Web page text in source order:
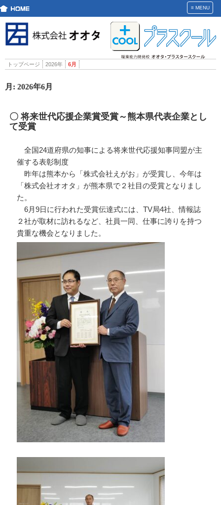
≡MENU
トップページ 2026年 6月
月: 2026年6月
〇 将来世代応援企業賞受賞～熊本県代表企業とし
て受賞
全国24道府県の知事による将来世代応援知事同盟が主
催する表彰制度
昨年は熊本から「株式会社えがお」が受賞し、今年は
「株式会社オオタ」が熊本県で２社目の受賞となりまし
た。
6月9日に行われた受賞伝達式には、TV局4社、情報誌
２社が取材に訪れるなど、社員一同、仕事に誇りを持つ
貴重な機会となりました。